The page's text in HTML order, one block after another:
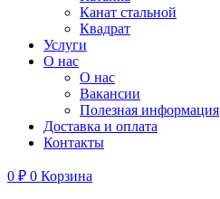
Канат стальной
Квадрат
Услуги
О нас
О нас
Вакансии
Полезная информация
Доставка и оплата
Контакты
0 ₽ 0 Корзина